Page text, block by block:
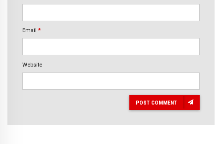
Email *
Website
POST COMMENT